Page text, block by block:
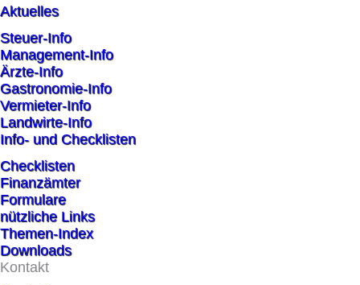
Aktuelles
Steuer-Info
Management-Info
Ärzte-Info
Gastronomie-Info
Vermieter-Info
Landwirte-Info
Info- und Checklisten
Checklisten
Finanzämter
Formulare
nützliche Links
Themen-Index
Downloads
Kontakt